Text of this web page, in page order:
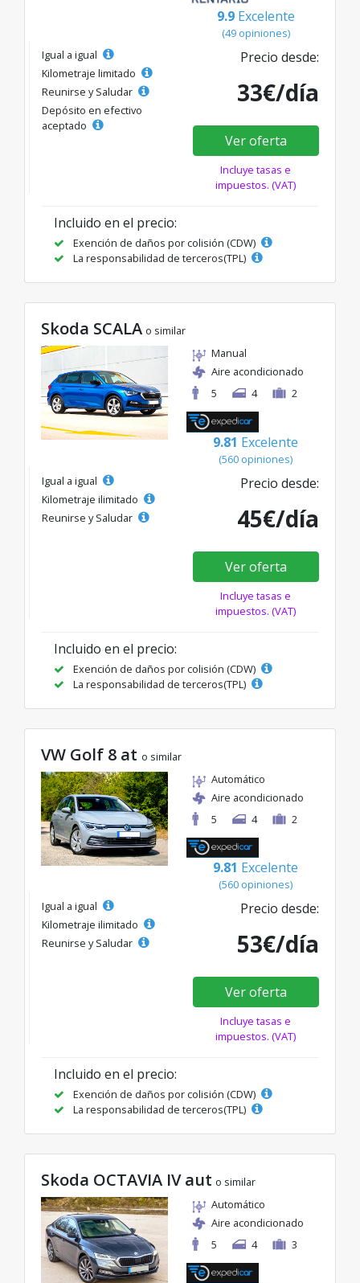
9.9 Excelente
(49 opiniones)
Igual a igual
Kilometraje limitado
Reunirse y Saludar
Depósito en efectivo
aceptado
Precio desde:
33€/día
Ver oferta
Incluye tasas e
impuestos. (VAT)
Incluido en el precio:
Exención de daños por colisión (CDW)
La responsabilidad de terceros(TPL)
Skoda SCALA o similar
Manual
Aire acondicionado
5
4 2
9.81 Excelente
(560 opiniones)
Igual a igual
Kilometraje ilimitado
Reunirse y Saludar
Precio desde:
45€/día
Ver oferta
Incluye tasas e
impuestos. (VAT)
Incluido en el precio:
Exención de daños por colisión (CDW)
La responsabilidad de terceros(TPL)
VW Golf 8 at o similar
Automático
Aire acondicionado
5
4 2
9.81 Excelente
(560 opiniones)
Igual a igual
Kilometraje ilimitado
Reunirse y Saludar
Precio desde:
53€/día
Ver oferta
Incluye tasas e
impuestos. (VAT)
Incluido en el precio:
Exención de daños por colisión (CDW)
La responsabilidad de terceros(TPL)
Skoda OCTAVIA IV aut o similar
Automático
Aire acondicionado
5
4 3